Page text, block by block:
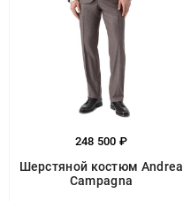
248 500 ₽
Шерстяной костюм Andrea
Campagna